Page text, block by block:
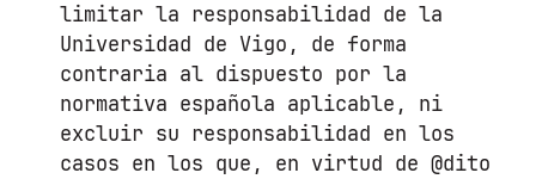
limitar la responsabilidad de la
Universidad de Vigo, de forma
contraria al dispuesto por la
normativa española aplicable, ni
excluir su responsabilidad en los
casos en los que, en virtud de @dito